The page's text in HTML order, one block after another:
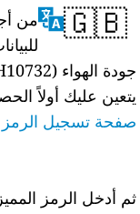
🇬🇧
من
يتعين عليك أولاً
صفحة تسجيل الرمز
ثم أدخل الرمز